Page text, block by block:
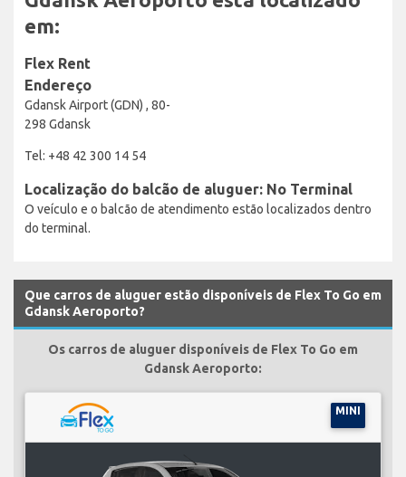
em:
Flex Rent
Endereço
Gdansk Airport (GDN) , 80-
298 Gdansk
Tel: +48 42 300 14 54
Localização do balcão de aluguer: No Terminal
O veículo e o balcão de atendimento estão localizados dentro
do terminal.
Que carros de aluguer estão disponíveis de Flex To Go em
Gdansk Aeroporto?
Os carros de aluguer disponíveis de Flex To Go em
Gdansk Aeroporto:
MINI